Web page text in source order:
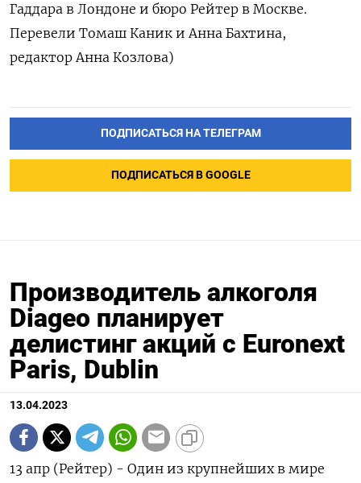
Гаддара в Лондоне и бюро Рейтер в Москве.
Перевели Томаш Каник и Анна Бахтина,
редактор Анна Козлова)
ПОДПИСАТЬСЯ НА ТЕЛЕГРАМ
ПОДПИСАТЬСЯ В GOOGLE
Производитель алкоголя
Diageo планирует
делистинг акций с Euronext
Paris, Dublin
13.04.2023
13 апр (Рейтер) - Один из крупнейших в мире